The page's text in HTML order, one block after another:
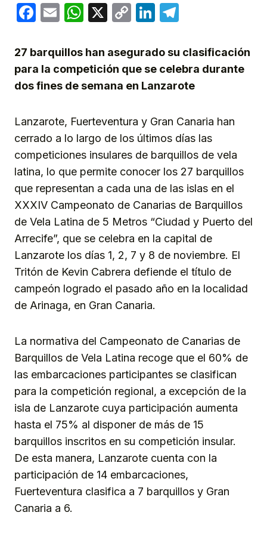
Facebook
EmailWhatsApp
X
CopyLinkedIn
27 barquillos han asegurado su clasificación
para la competición que se celebra durante
dos fines de semana en Lanzarote
Lanzarote, Fuerteventura y Gran Canaria han
cerrado a lo largo de los últimos días las
competiciones insulares de barquillos de vela
latina, lo que permite conocer los 27 barquillos
que representan a cada una de las islas en el
XXXIV Campeonato de Canarias de Barquillos
de Vela Latina de 5 Metros “Ciudad y Puerto del
Arrecife”, que se celebra en la capital de
Lanzarote los días 1, 2, 7 y 8 de noviembre. El
Tritón de Kevin Cabrera defiende el título de
campeón logrado el pasado año en la localidad
de Arinaga, en Gran Canaria.
La normativa del Campeonato de Canarias de
Barquillos de Vela Latina recoge que el 60% de
las embarcaciones participantes se clasifican
para la competición regional, a excepción de la
isla de Lanzarote cuya participación aumenta
hasta el 75% al disponer de más de 15
barquillos inscritos en su competición insular.
De esta manera, Lanzarote cuenta con la
participación de 14 embarcaciones,
Fuerteventura clasifica a 7 barquillos y Gran
Canaria a 6.